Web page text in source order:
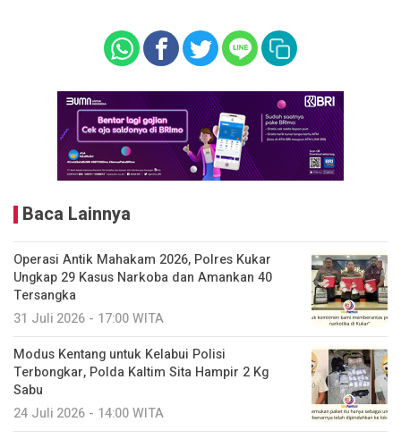
Baca Lainnya
Operasi Antik Mahakam 2026, Polres Kukar
Ungkap 29 Kasus Narkoba dan Amankan 40
Tersangka
31 Juli 2026 - 17:00 WITA
Modus Kentang untuk Kelabui Polisi
Terbongkar, Polda Kaltim Sita Hampir 2 Kg
Sabu
24 Juli 2026 - 14:00 WITA